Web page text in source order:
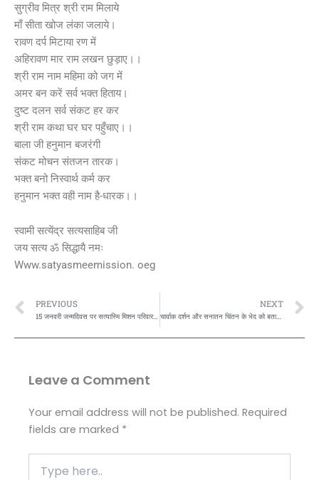
सुग्रीव मित्र श्री राम मिलाये
माँ सीता खोज लंका जलाये।
रावण दर्प मिटाया रण में
अहिरावण मार राम लखन छुड़ाए।।
श्री राम नाम महिमा को जग में
अमर बन करें सर्व भक्त हिताय।
दुष्ट दलन सर्व संकट हर कर
श्री राम कथा घर घर पहुँचाए।।
बाला जी हनुमान बजरंगी
संकट मोचन संतजन तारक।
भक्त बनो निस्वार्थ कर्म कर
हनुमान भक्त वही नाम है-धारक।।
स्वामी सत्येंद्र सत्यसाहिब जी
जय सत्य ॐ सिद्धायै नमः
Www.satyasmeemission. oeg
Prev
PREVIOUS
15 जनवरी जन्मदिवस पर सत्यास्मि मिशन परिवार की सक्रिय भक्त शालिनी रेनू को स्वामी सत्येंद्र सत्यसाहिब जी शुभकामनाएं और गुरु आशीष..,
NEXT
चार्वाक दर्शन और सनातन चिंतन के भेद को बताते हुए स्वामी सत्येंद्र सत्यसाहिब जी कहते हैं की….
Leave a Comment
Your email address will not be published. Required
fields are marked *
here..